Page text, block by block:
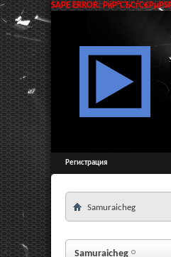
SAPE ERROR:
Регистрация
Samuraicheg
Samuraicheg